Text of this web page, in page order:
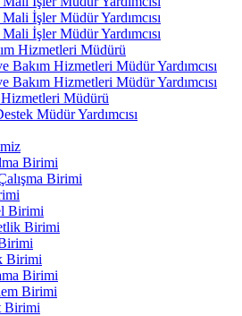
İşler Müdür Yardımcısı
İşler Müdür Yardımcısı
Hizmetleri Müdürü
Bakım Hizmetleri Müdür Yardımcısı
Bakım Hizmetleri Müdür Yardımcısı
Müdürü
Müdür Yardımcısı
Birimi
Birimi
Birimi
Birimi
Birimi
Birimi
Birimi
Birimi